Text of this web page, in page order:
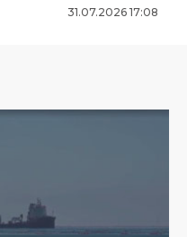
31.07.2026 17:08